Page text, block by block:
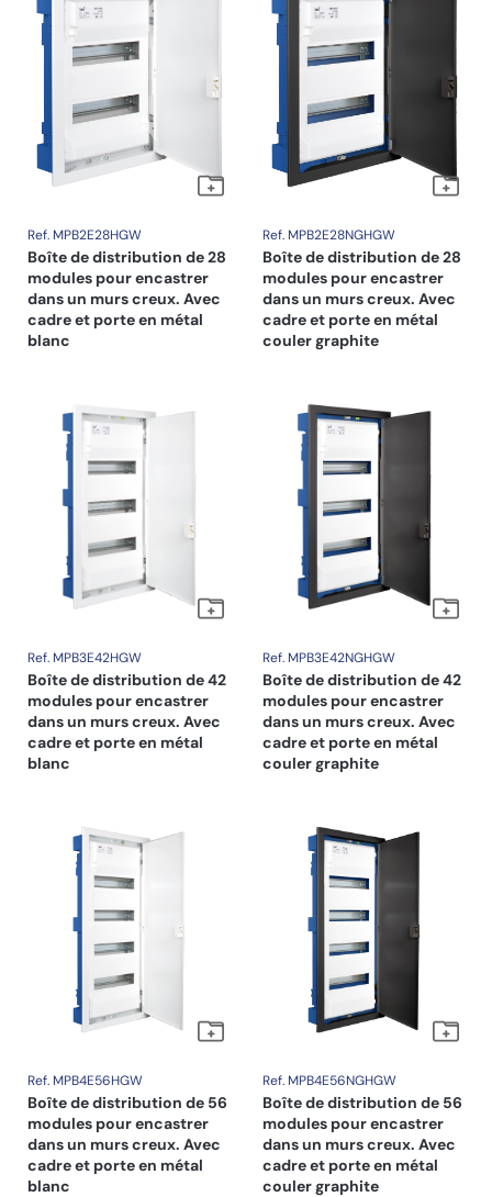
Ref. MPB2E28HGW
Boîte de distribution de 28
modules pour encastrer
dans un murs creux. Avec
cadre et porte en métal
blanc
Ref. MPB2E28NGHGW
Boîte de distribution de 28
modules pour encastrer
dans un murs creux. Avec
cadre et porte en métal
couler graphite
Ref. MPB3E42HGW
Boîte de distribution de 42
modules pour encastrer
dans un murs creux. Avec
cadre et porte en métal
blanc
Ref. MPB3E42NGHGW
Boîte de distribution de 42
modules pour encastrer
dans un murs creux. Avec
cadre et porte en métal
couler graphite
Ref. MPB4E56HGW
Boîte de distribution de 56
modules pour encastrer
dans un murs creux. Avec
cadre et porte en métal
blanc
Ref. MPB4E56NGHGW
Boîte de distribution de 56
modules pour encastrer
dans un murs creux. Avec
cadre et porte en métal
couler graphite